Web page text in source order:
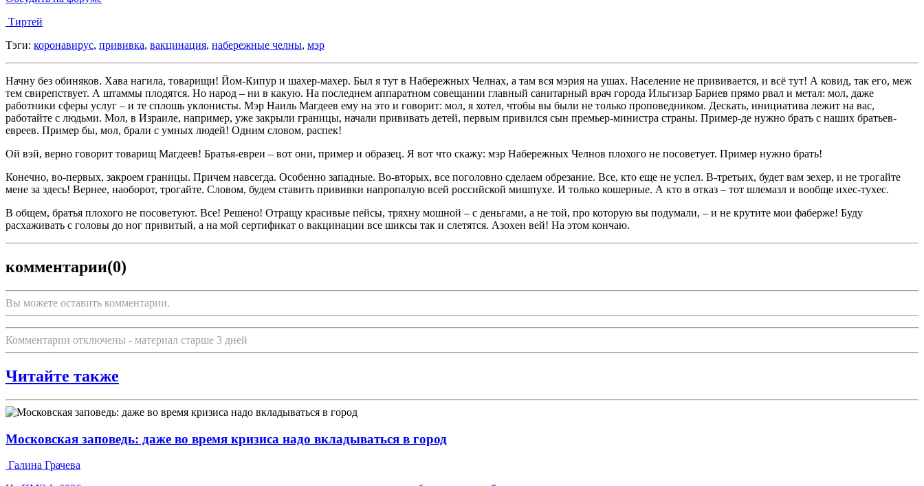
Тиртей
Тэги: коронавирус, прививка, вакцинация, набережные челны, мэр
Начну без обиняков. Хава нагила, товарищи! Йом-Кипур и шахер-махер. Был я тут в Набережных Челнах, а там вся мэрия на ушах. Население не прививается, и всё тут! А ковид, так его, меж
тем свирепствует. А штаммы плодятся. Но народ – ни в какую. На последнем аппаратном совещании главный санитарный врач города Ильгизар Бариев прямо рвал и метал: мол, даже
работники сферы услуг – и те сплошь уклонисты. Мэр Наиль Магдеев ему на это и говорит: мол, я хотел, чтобы вы были не только проповедником. Дескать, инициатива лежит на вас,
работайте с людьми. Мол, в Израиле, например, уже закрыли границы, начали прививать детей, первым привился сын премьер-министра страны. Пример-де нужно брать с наших братьев-
евреев. Пример бы, мол, брали с умных людей! Одним словом, распек!
Ой вэй, верно говорит товарищ Магдеев! Братья-евреи – вот они, пример и образец. Я вот что скажу: мэр Набережных Челнов плохого не посоветует. Пример нужно брать!
Конечно, во-первых, закроем границы. Причем навсегда. Особенно западные. Во-вторых, все поголовно сделаем обрезание. Все, кто еще не успел. В-третьих, будет вам зехер, и не трогайте
мене за здесь! Вернее, наоборот, трогайте. Словом, будем ставить прививки напропалую всей российской мишпухе. И только кошерные. А кто в отказ – тот шлемазл и вообще ихес-тухес.
В общем, братья плохого не посоветуют. Все! Решено! Отращу красивые пейсы, тряхну мошной – с деньгами, а не той, про которую вы подумали, – и не крутите мои фаберже! Буду
расхаживать с головы до ног привитый, а на мой сертификат о вакцинации все шиксы так и слетятся. Азохен вей! На этом кончаю.
комментарии(0)
Вы можете оставить комментарии.
Комментарии отключены - материал старше 3 дней
Читайте также
Московская заповедь: даже во время кризиса надо вкладываться в город
Галина Грачева